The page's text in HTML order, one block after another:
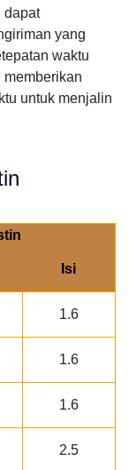
dapat
yang
waktu
untuk menjalin
Isi
1.6
1.6
1.6
2.5